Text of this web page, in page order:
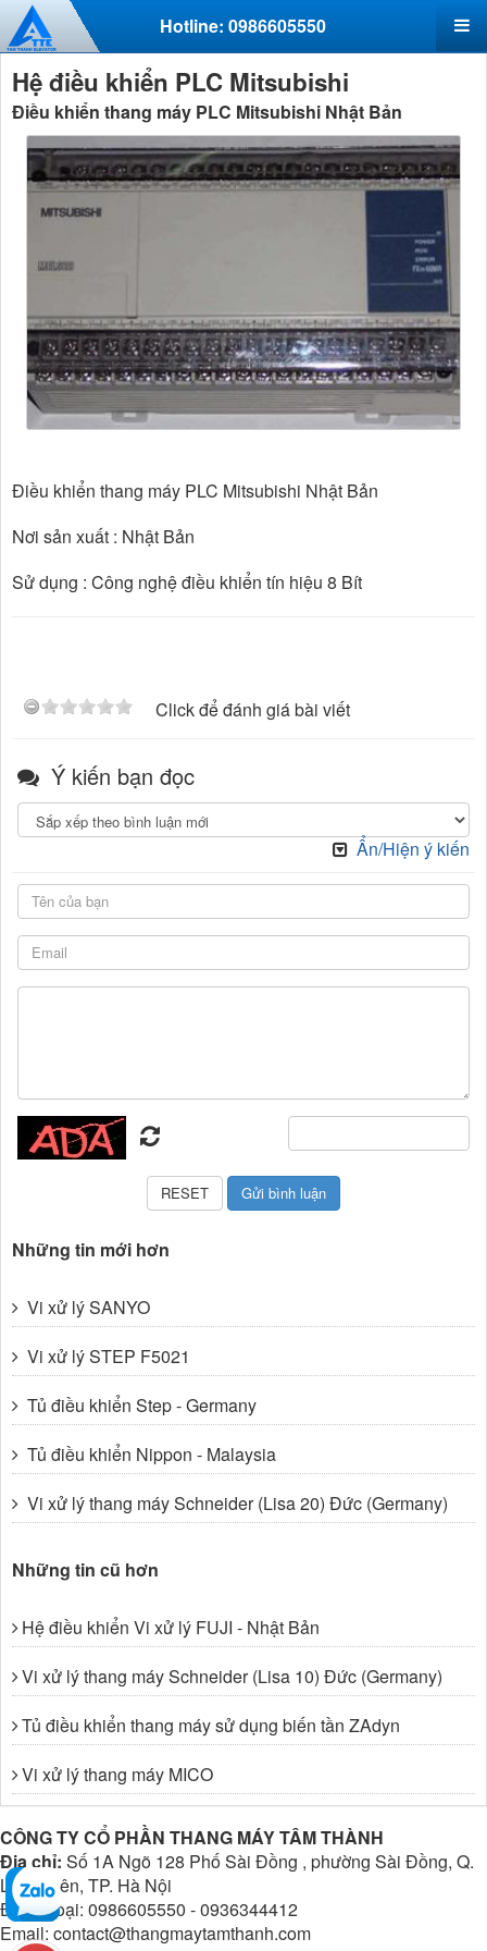
Hotline: 0986605550
Hệ điều khiển PLC Mitsubishi
Điều khiển thang máy PLC Mitsubishi Nhật Bản
Điều khiển thang máy PLC Mitsubishi Nhật Bản
Nơi sản xuất : Nhật Bản
Sử dụng : Công nghệ điều khiển tín hiệu 8 Bít
Click để đánh giá bài viết
Ý kiến bạn đọc
Ẩn/Hiện ý kiến
Những tin mới hơn
Vi xử lý SANYO
Vi xử lý STEP F5021
Tủ điều khiển Step - Germany
Tủ điều khiển Nippon - Malaysia
Vi xử lý thang máy Schneider (Lisa 20) Đức (Germany)
Những tin cũ hơn
Hệ điều khiển Vi xử lý FUJI - Nhật Bản
Vi xử lý thang máy Schneider (Lisa 10) Đức (Germany)
Tủ điều khiển thang máy sử dụng biến tần ZAdyn
Vi xử lý thang máy MICO
CÔNG TY CỔ PHẦN THANG MÁY TÂM THÀNH
Địa chỉ: Số 1A Ngõ 128 Phố Sài Đồng , phường Sài Đồng, Q.
Long Biên, TP. Hà Nội
Điện thoại: 0986605550 - 0936344412
Email: contact@thangmaytamthanh.com